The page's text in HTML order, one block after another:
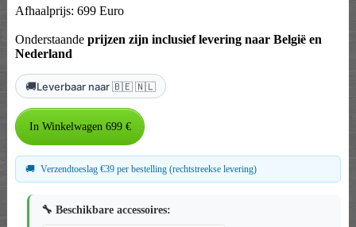
Afhaalprijs: 699 Euro
Onderstaande prijzen zijn inclusief levering naar België en
Nederland
🚚Leverbaar naar 🇧🇪 🇳🇱
🚚 Verzendtoeslag €39 per bestelling (rechtstreekse levering)
🔧 Beschikbare accessoires: